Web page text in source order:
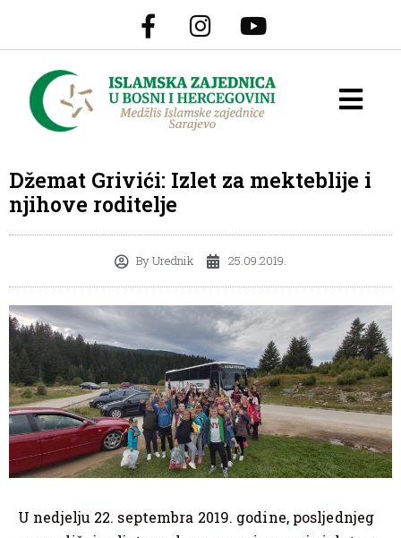
Džemat Grivići: Izlet za mekteblije i
njihove roditelje
ByUrednik 25.09.2019.
U nedjelju 22. septembra 2019. godine, posljednjeg